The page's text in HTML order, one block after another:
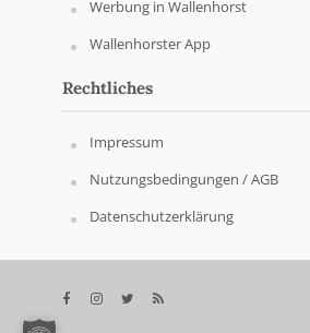
Werbung in Wallenhorst
Wallenhorster App
Rechtliches
Impressum
Nutzungsbedingungen / AGB
Datenschutzerklärung